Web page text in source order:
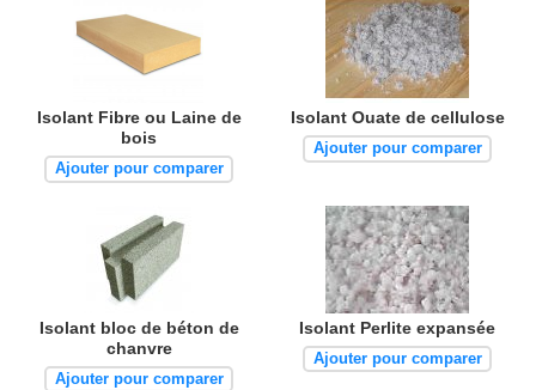
Isolant Fibre ou Laine de
bois
Ajouter pour comparer
Isolant Ouate de cellulose
Ajouter pour comparer
Isolant bloc de béton de
chanvre
Ajouter pour comparer
Isolant Perlite expansée
Ajouter pour comparer